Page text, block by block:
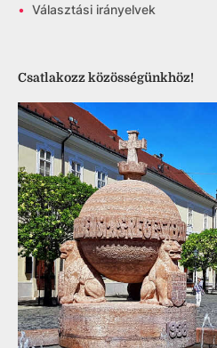
• Választási irányelvek
Csatlakozz közösségünkhöz!